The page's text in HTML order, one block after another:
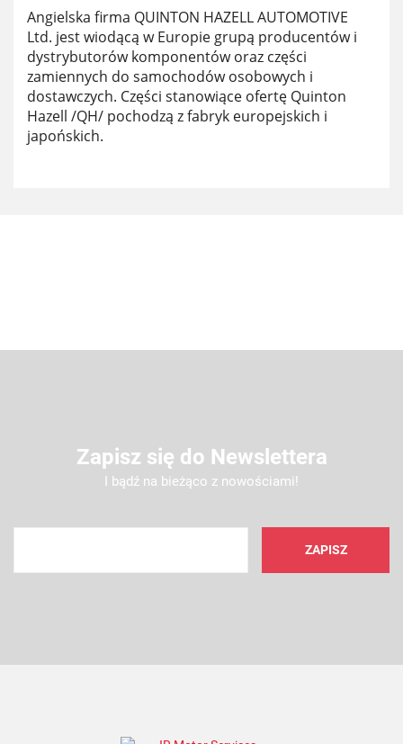
Angielska firma QUINTON HAZELL AUTOMOTIVE
Ltd. jest wiodącą w Europie grupą producentów i
dystrybutorów komponentów oraz części
zamiennych do samochodów osobowych i
dostawczych. Części stanowiące ofertę Quinton
Hazell /QH/ pochodzą z fabryk europejskich i
japońskich.
Zapisz się do Newslettera
I bądź na bieżąco z nowościami!